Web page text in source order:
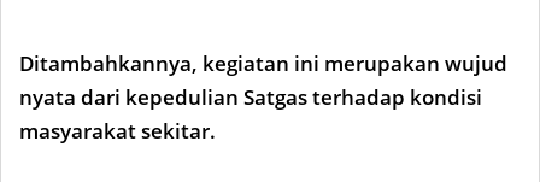
Ditambahkannya, kegiatan ini merupakan wujud
nyata dari kepedulian Satgas terhadap kondisi
masyarakat sekitar.